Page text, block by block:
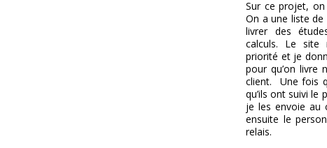
Sur ce projet,
On a une liste
livrer des
calculs. Le
priorité et je
pour qu’on livre
client. Une fois
qu’ils ont suivi le
je les envoie au
ensuite le
relais.